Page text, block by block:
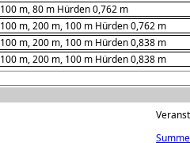
100 m, 80 m Hürden 0,762 m
100 m, 200 m, 100 m Hürden 0,762 m
100 m, 200 m, 100 m Hürden 0,838 m
100 m, 200 m, 100 m Hürden 0,838 m